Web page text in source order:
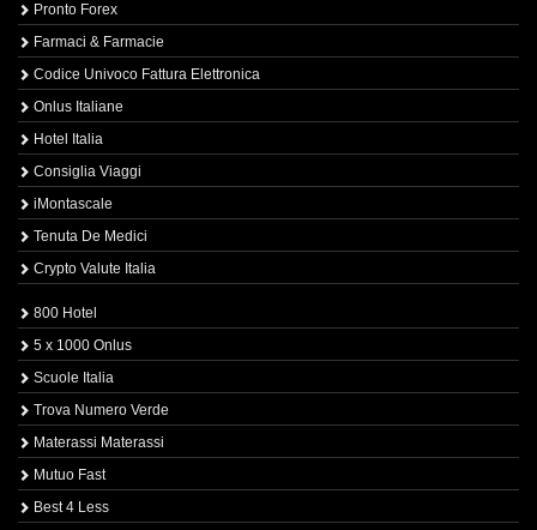
Pronto Forex
Farmaci & Farmacie
Codice Univoco Fattura Elettronica
Onlus Italiane
Hotel Italia
Consiglia Viaggi
iMontascale
Tenuta De Medici
Crypto Valute Italia
800 Hotel
5 x 1000 Onlus
Scuole Italia
Trova Numero Verde
Materassi Materassi
Mutuo Fast
Best 4 Less